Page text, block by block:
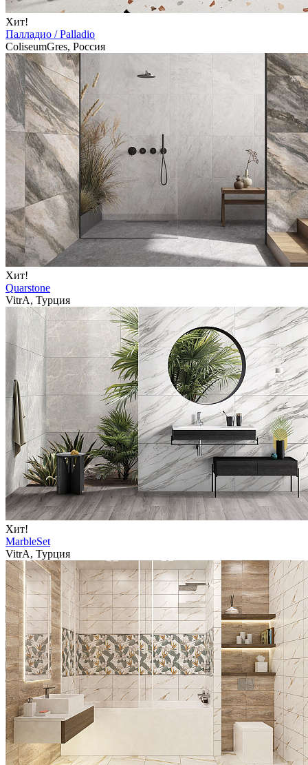
Хит!
Палладио / Palladio
ColiseumGres, Россия
Хит!
Quarstone
VitrA, Турция
Хит!
MarbleSet
VitrA, Турция